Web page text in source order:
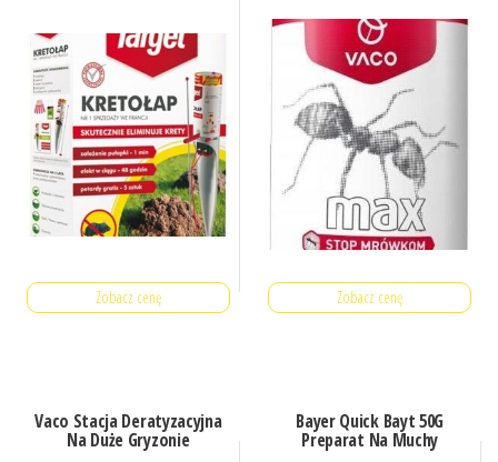
Zobacz cenę Zobacz cenę
Vaco Stacja Deratyzacyjna
Na Duże Gryzonie
Bayer Quick Bayt 50G
Preparat Na Muchy